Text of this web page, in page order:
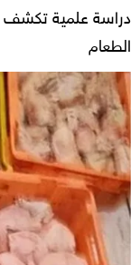
دراسة علمية تكشف
الطعام